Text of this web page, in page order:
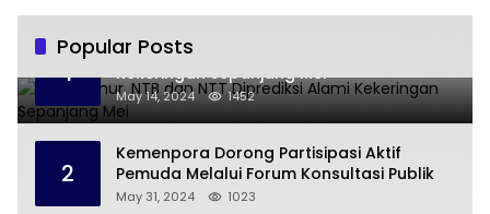
Popular Posts
1
Jawa Timur, NTB dan NTT Diprediksi Alami
Kekeringan Sepanjang Mei
May 14, 2024 1452
2
Kemenpora Dorong Partisipasi Aktif
Pemuda Melalui Forum Konsultasi Publik
May 31, 2024 1023